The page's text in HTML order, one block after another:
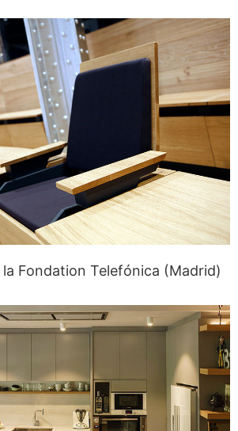
la Fondation Telefónica (Madrid)